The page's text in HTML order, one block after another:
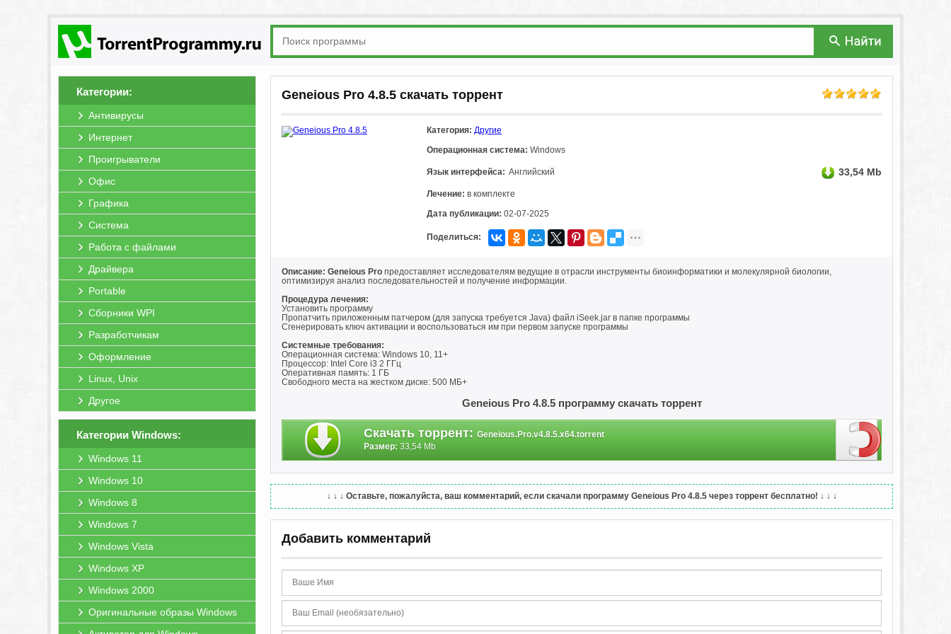
Категории:
Антивирусы
Интернет
Проигрыватели
Офис
Графика
Система
Работа с файлами
Драйвера
Portable
Сборники WPI
Разработчикам
Оформление
Linux, Unix
Другое
Категории Windows:
Windows 11
Windows 10
Windows 8
Windows 7
Windows Vista
Windows XP
Windows 2000
Оригинальные образы Windows
Geneious Pro 4.8.5 скачать торрент
Категория: Другие
Операционная система: Windows
Язык интерфейса: Английский 33,54 Mb
Лечение: в комплекте
Дата публикации: 02-07-2025
Поделиться:
Описание: Geneious Pro предоставляет исследователям ведущие в отрасли инструменты биоинформатики и молекулярной биологии,
оптимизируя анализ последовательностей и получение информации.
Процедура лечения:
Установить программу
Пропатчить приложенным патчером (для запуска требуется Java) файл iSeek.jar в папке программы
Сгенерировать ключ активации и воспользоваться им при первом запуске программы
Системные требования:
Операционная система: Windows 10, 11+
Процессор: Intel Core i3 2 ГГц
Оперативная память: 1 ГБ
Свободного места на жестком диске: 500 МБ+
Geneious Pro 4.8.5 программу скачать торрент
Скачать торрент: Geneious.Pro.v4.8.5.x64.torrent
Размер: 33,54 Mb
↓ ↓ ↓ Оставьте, пожалуйста, ваш комментарий, если скачали программу Geneious Pro 4.8.5 через торрент бесплатно! ↓ ↓ ↓
Добавить комментарий